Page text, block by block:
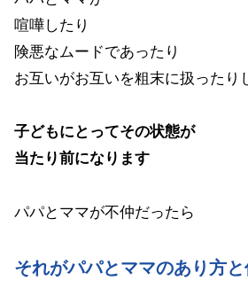
喧嘩したり
険悪なムードであったり
お互いがお互いを粗末に扱ったり
子どもにとってその状態が
当たり前になります
パパとママが不仲だったら
それがパパとママのあり方